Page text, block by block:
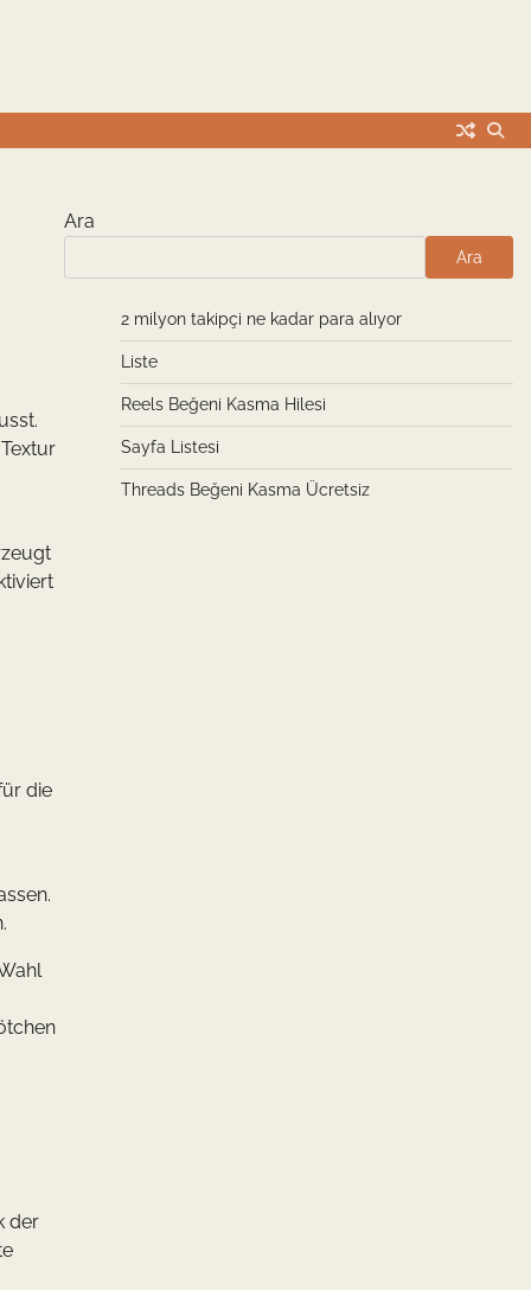
die
der
Ara
Ara
2 milyon takipçi ne kadar para alıyor
Liste
Reels Beğeni Kasma Hilesi
Sayfa Listesi
Threads Beğeni Kasma Ücretsiz